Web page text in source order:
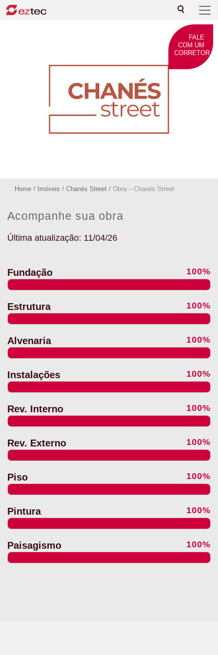
FALE
COM UM
CORRETOR
Home / Imóveis / Chanés Street / Obra – Chanés Street
Acompanhe sua obra
Última atualização: 11/04/26
Fundação 100%
Estrutura 100%
Alvenaria 100%
Instalações 100%
Rev. Interno 100%
Rev. Externo 100%
Piso 100%
Pintura 100%
Paisagismo 100%